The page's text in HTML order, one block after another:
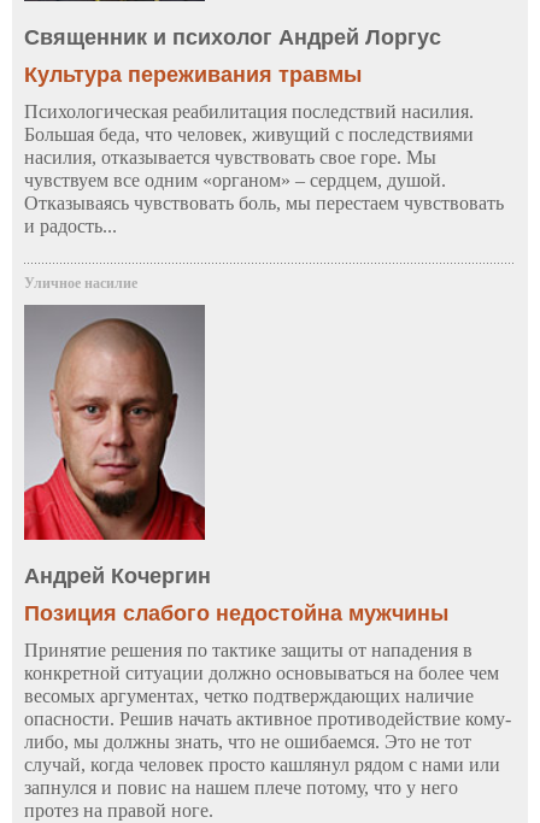
Священник и психолог Андрей Лоргус
Культура переживания травмы
Психологическая реабилитация последствий насилия.
Большая беда, что человек, живущий с последствиями
насилия, отказывается чувствовать свое горе. Мы
чувствуем все одним «органом» – сердцем, душой.
Отказываясь чувствовать боль, мы перестаем чувствовать
и радость...
Уличное насилие
Андрей Кочергин
Позиция слабого недостойна мужчины
Принятие решения по тактике защиты от нападения в
конкретной ситуации должно основываться на более чем
весомых аргументах, четко подтверждающих наличие
опасности. Решив начать активное противодействие кому-
либо, мы должны знать, что не ошибаемся. Это не тот
случай, когда человек просто кашлянул рядом с нами или
запнулся и повис на нашем плече потому, что у него
протез на правой ноге.